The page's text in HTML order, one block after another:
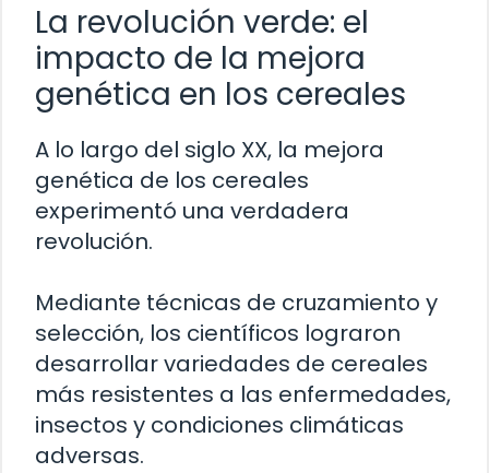
La revolución verde: el
impacto de la mejora
genética en los cereales
A lo largo del siglo XX, la mejora
genética de los cereales
experimentó una verdadera
revolución.
Mediante técnicas de cruzamiento y
selección, los científicos lograron
desarrollar variedades de cereales
más resistentes a las enfermedades,
insectos y condiciones climáticas
adversas.